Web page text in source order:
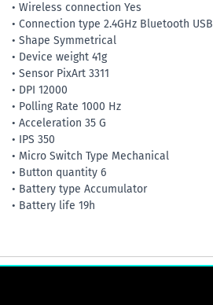
• Wireless connection Yes
• Connection type 2.4GHz Bluetooth USB
• Shape Symmetrical
• Device weight 41g
• Sensor PixArt 3311
• DPI 12000
• Polling Rate 1000 Hz
• Acceleration 35 G
• IPS 350
• Micro Switch Type Mechanical
• Button quantity 6
• Battery type Accumulator
• Battery life 19h